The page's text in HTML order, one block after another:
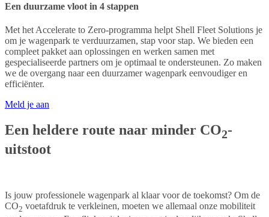
Een duurzame vloot in 4 stappen
Met het Accelerate to Zero-programma helpt Shell Fleet Solutions je
om je wagenpark te verduurzamen, stap voor stap. We bieden een
compleet pakket aan oplossingen en werken samen met
gespecialiseerde partners om je optimaal te ondersteunen. Zo maken
we de overgang naar een duurzamer wagenpark eenvoudiger en
efficiënter.
Meld je aan
Een heldere route naar minder CO2-
uitstoot
Is jouw professionele wagenpark al klaar voor de toekomst? Om de
CO2 voetafdruk te verkleinen, moeten we allemaal onze mobiliteit